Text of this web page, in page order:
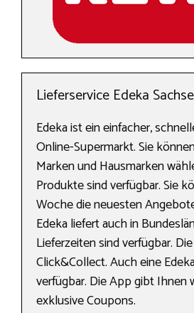
Lieferservice Edeka
Edeka ist ein einfacher,
Online-Supermarkt. Sie
Marken und Hausmarken
Produkte sind verfügbar. Sie
Woche die neuesten
Edeka liefert auch in
Lieferzeiten sind verfügbar.
Click&Collect. Auch eine
verfügbar. Die App gibt Ihnen
exklusive Coupons.